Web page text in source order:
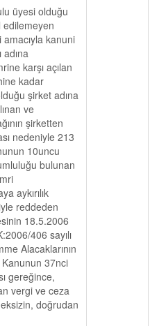
üyesi olduğu
amacıyla kanuni
adına
karşı açılan
kadar
şirket adına
ve
şirketten
nedeniyle 213
10uncu
bulunan
aykırılık
reddeden
18.5.2006
406 sayılı
Alacaklarının
Kanunun 37nci
gereğince,
vergi ve ceza
doğrudan